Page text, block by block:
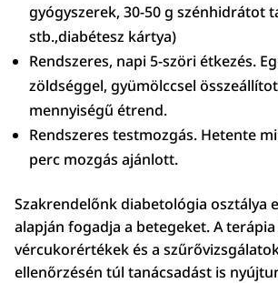
gyógyszerek, 30-50 g szénhidrátot
stb.,diabétesz kártya)
Rendszeres, napi 5-szöri étkezés.
zöldséggel, gyümölccsel
mennyiségű étrend.
Rendszeres testmozgás. Hetente
perc mozgás ajánlott.
Szakrendelőnk diabetológia osztálya
alapján fogadja a betegeket. A
vércukorértékek és a
ellenőrzésén túl tanácsadást is